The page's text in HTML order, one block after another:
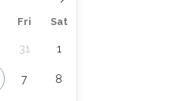
Fri Sat
31 1
7 8